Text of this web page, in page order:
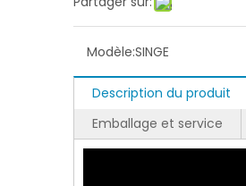
Modèle:SINGE
Description du produit
Emballage et service